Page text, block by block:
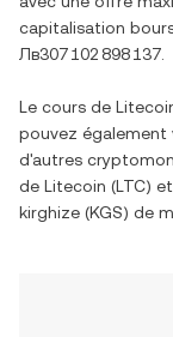
capitalisation
Лв307 102 898 137
Le cours de
pouvez également
d'autres
de Litecoin (LTC)
kirghize (KGS) de